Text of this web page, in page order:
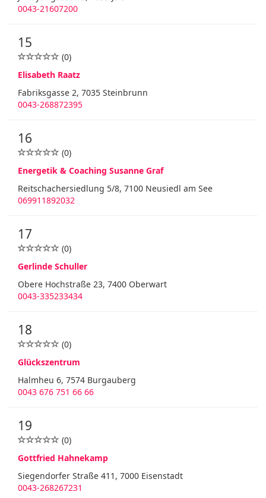
0043-21607200
15
(0)
Elisabeth Raatz
Fabriksgasse 2, 7035 Steinbrunn
0043-268872395
16
(0)
Energetik & Coaching Susanne Graf
Reitschachersiedlung 5/8, 7100 Neusiedl am See
069911892032
17
(0)
Gerlinde Schuller
Obere Hochstraße 23, 7400 Oberwart
0043-335233434
18
(0)
Glückszentrum
Halmheu 6, 7574 Burgauberg
0043 676 751 66 66
19
(0)
Gottfried Hahnekamp
Siegendorfer Straße 411, 7000 Eisenstadt
0043-268267231